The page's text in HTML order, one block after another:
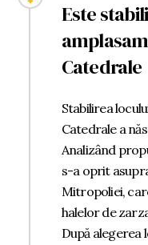
Este
Catedrale
Stabilirea
Catedrale a
Analizând
s-a oprit
Mitropoliei,
halelor de
După alegerea